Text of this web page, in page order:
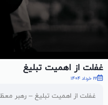
غفلت از اهمیت تبلیغ
22 خرداد 1404
غفلت از اهمیت تبلیغ – رهبر